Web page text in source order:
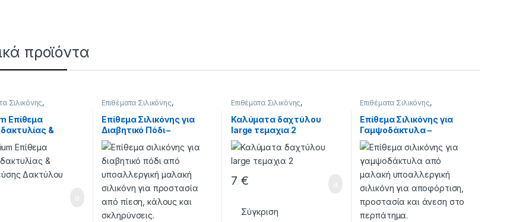
προϊόντα
Σιλικόνης,
- ΕΠΙΘΕΜΑΤΑ
Επίθεμα
&
Επιθέματα Σιλικόνης,
ΣΙΛΙΚΟΝΕΣ - ΕΠΙΘΕΜΑΤΑ
Επίθεμα Σιλικόνης για
Διαβητικό Πόδι –
Ανατομική Προστασία &
Αποφόρτιση
Επιθέματα Σιλικόνης,
ΣΙΛΙΚΟΝΕΣ - ΕΠΙΘΕΜΑΤΑ
Καλύματα δαχτύλου
large τεμαχια 2
7 €
Σύγκριση
Επιθέματα Σιλικόνης,
ΣΙΛΙΚΟΝΕΣ - ΕΠΙΘΕΜΑΤΑ
Επίθεμα Σιλικόνης για
Γαμψοδάκτυλα –
Προστασία & Αποφόρτιση
Δακτύλων